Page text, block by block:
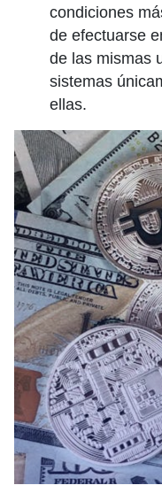
condiciones
de efectuarse
de las mismas
sistemas
ellas.